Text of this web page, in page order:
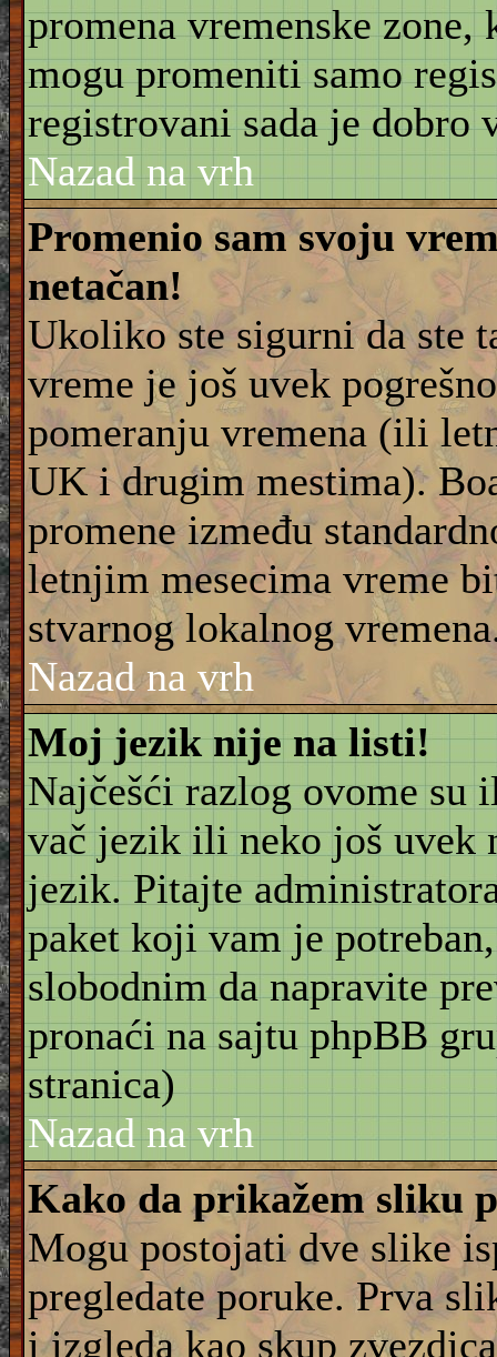
promena vremenske zone,
mogu promeniti samo
registrovani sada je dobro
Nazad na vrh
Promenio sam svoju
netačan!
Ukoliko ste sigurni da ste
vreme je još uvek
pomeranju vremena (ili
UK i drugim mestima).
promene između
letnjim mesecima vreme
stvarnog lokalnog
Nazad na vrh
Moj jezik nije na listi!
Najčešći razlog ovome
vač jezik ili neko još uvek
jezik. Pitajte
paket koji vam je
slobodnim da napravite
pronaći na sajtu phpBB
stranica)
Nazad na vrh
Kako da prikažem sliku
Mogu postojati dve slike
pregledate poruke. Prva
i izgleda kao skup